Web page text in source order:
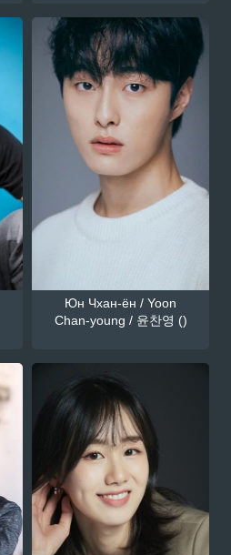
Юн Чхан-ён / Yoon
Chan-young / 윤찬영 ()